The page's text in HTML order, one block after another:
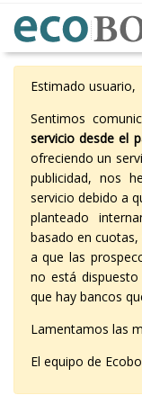
Estimado usuario,
Sentimos
servicio desde el
ofreciendo un
publicidad, nos
servicio debido a
planteado
basado en
a que las
no está
que hay bancos
Lamentamos las
El equipo de